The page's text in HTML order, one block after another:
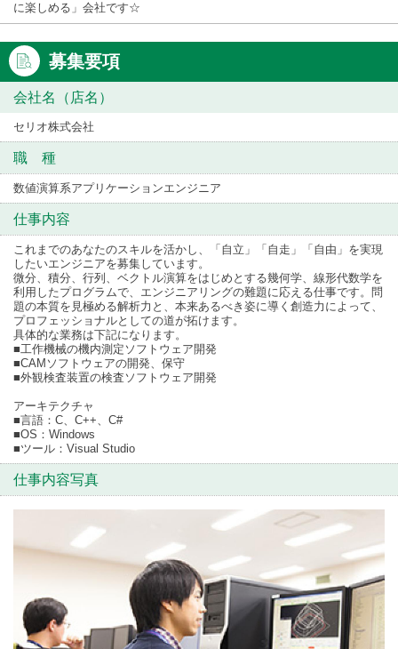
に楽しめる」会社です☆
募集要項
会社名（店名）
セリオ株式会社
職 種
数値演算系アプリケーションエンジニア
仕事内容
これまでのあなたのスキルを活かし、「自立」「自走」「自由」を実現
したいエンジニアを募集しています。
微分、積分、行列、ベクトル演算をはじめとする幾何学、線形代数学を
利用したプログラムで、エンジニアリングの難題に応える仕事です。問
題の本質を見極める解析力と、本来あるべき姿に導く創造力によって、
プロフェッショナルとしての道が拓けます。
具体的な業務は下記になります。
■工作機械の機内測定ソフトウェア開発
■CAMソフトウェアの開発、保守
■外観検査装置の検査ソフトウェア開発
アーキテクチャ
■言語：C、C++、C#
■OS：Windows
■ツール：Visual Studio
仕事内容写真